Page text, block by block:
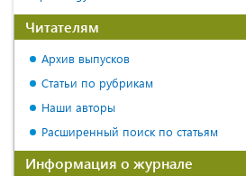
Читателям
Архив выпусков
Статьи по рубрикам
Наши авторы
Расширенный поиск по статьям
Информация о журнале